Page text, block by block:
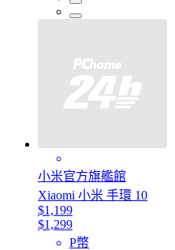
小米官方旗艦館
Xiaomi 小米 手環 10
$1,199
$1,299
P幣